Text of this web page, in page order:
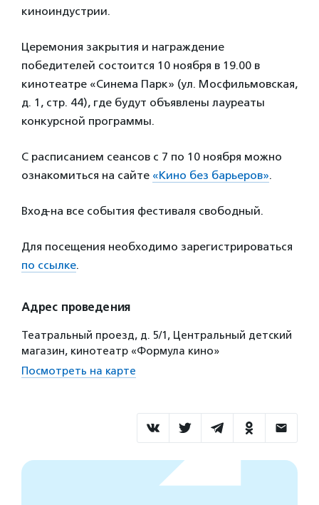
киноиндустрии.
Церемония закрытия и награждение
победителей состоится 10 ноября в 19.00 в
кинотеатре «Синема Парк» (ул. Мосфильмовская,
д. 1, стр. 44), где будут объявлены лауреаты
конкурсной программы.
С расписанием сеансов с 7 по 10 ноября можно
ознакомиться на сайте «Кино без барьеров».
Вход на все события фестиваля свободный.
Для посещения необходимо зарегистрироваться
по ссылке.
Адрес проведения
Театральный проезд, д. 5/1, Центральный детский
магазин, кинотеатр «Формула кино»
Посмотреть на карте